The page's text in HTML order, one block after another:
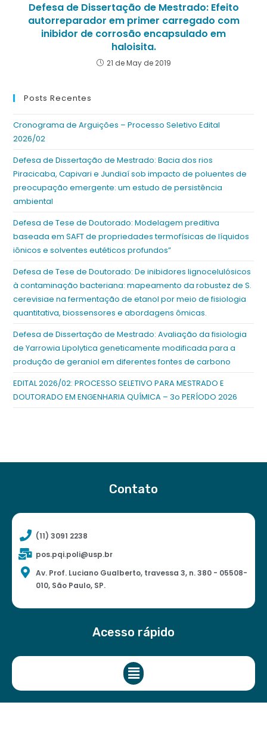
Defesa de Dissertação de Mestrado: Efeito
autorreparador em primer carregado com
inibidor de corrosão encapsulado em
haloisita.
21 de May de 2019
Posts Recentes
Cronograma de Arguições – Processo Seletivo Edital
2026/02
Defesa de Dissertação de Mestrado: Bacia dos rios
Piracicaba, Capivari e Jundiaí sob impacto de poluentes de
preocupação emergente: um estudo de persistência
ambiental
Defesa de Tese de Doutorado: Modelagem preditiva
baseada em SAFT de propriedades termofísicas de líquidos
iônicos e solventes eutéticos profundos”
Defesa de Tese de Doutorado: De inibidores lignocelulósicos
à contaminação bacteriana: mapeamento da robustez de S.
cerevisiae na fermentação de etanol por meio de fisiologia
quantitativa, biossensores e abordagens ômicas.
Defesa de Dissertação de Mestrado: Avaliação da fisiologia
de Yarrowia Lipolytica geneticamente modificada para a
produção de geraniol em diferentes fontes de carbono
EDITAL 2026/02: PROCESSO SELETIVO PARA MESTRADO E
DOUTORADO EM ENGENHARIA QUÍMICA – 3o PERÍODO 2026
Contato
(11) 3091 2238
pos.pqi.poli@usp.br
Av. Prof. Luciano Gualberto, travessa 3, n. 380 - 05508-
010, São Paulo, SP.
Acesso rápido